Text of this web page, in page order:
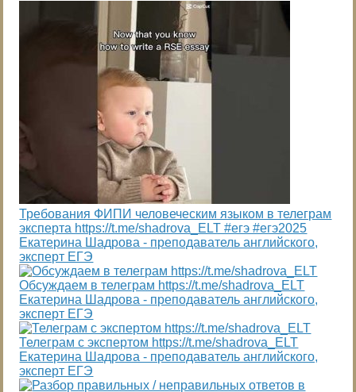
Требования ФИПИ человеческим языком в телеграм
эксперта https://t.me/shadrova_ELT #егэ #егэ2025
Екатерина Шадрова - преподаватель английского,
эксперт ЕГЭ
Обсуждаем в телеграм https://t.me/shadrova_ELT
Екатерина Шадрова - преподаватель английского,
эксперт ЕГЭ
Телеграм с экспертом https://t.me/shadrova_ELT
Екатерина Шадрова - преподаватель английского,
эксперт ЕГЭ